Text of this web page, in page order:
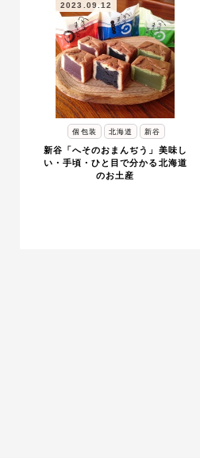
2023.09.12
個包装 北海道 新谷
新谷「へそのおまんぢう」美味し
い・手頃・ひと目で分かる北海道
のお土産